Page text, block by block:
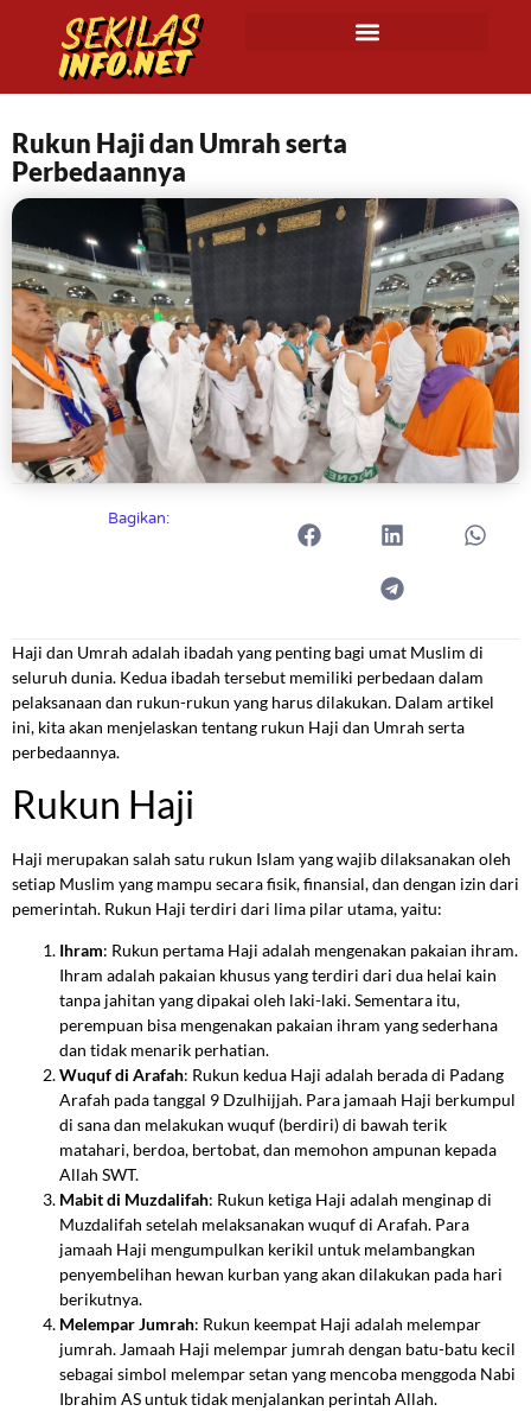
Rukun Haji dan Umrah serta
Perbedaannya
Bagikan:
Haji dan Umrah adalah ibadah yang penting bagi umat Muslim di
seluruh dunia. Kedua ibadah tersebut memiliki perbedaan dalam
pelaksanaan dan rukun-rukun yang harus dilakukan. Dalam artikel
ini, kita akan menjelaskan tentang rukun Haji dan Umrah serta
perbedaannya.
Rukun Haji
Haji merupakan salah satu rukun Islam yang wajib dilaksanakan oleh
setiap Muslim yang mampu secara fisik, finansial, dan dengan izin dari
pemerintah. Rukun Haji terdiri dari lima pilar utama, yaitu:
Ihram: Rukun pertama Haji adalah mengenakan pakaian ihram.
Ihram adalah pakaian khusus yang terdiri dari dua helai kain
tanpa jahitan yang dipakai oleh laki-laki. Sementara itu,
perempuan bisa mengenakan pakaian ihram yang sederhana
dan tidak menarik perhatian.
Wuquf di Arafah: Rukun kedua Haji adalah berada di Padang
Arafah pada tanggal 9 Dzulhijjah. Para jamaah Haji berkumpul
di sana dan melakukan wuquf (berdiri) di bawah terik
matahari, berdoa, bertobat, dan memohon ampunan kepada
Allah SWT.
Mabit di Muzdalifah: Rukun ketiga Haji adalah menginap di
Muzdalifah setelah melaksanakan wuquf di Arafah. Para
jamaah Haji mengumpulkan kerikil untuk melambangkan
penyembelihan hewan kurban yang akan dilakukan pada hari
berikutnya.
Melempar Jumrah: Rukun keempat Haji adalah melempar
jumrah. Jamaah Haji melempar jumrah dengan batu-batu kecil
sebagai simbol melempar setan yang mencoba menggoda Nabi
Ibrahim AS untuk tidak menjalankan perintah Allah.